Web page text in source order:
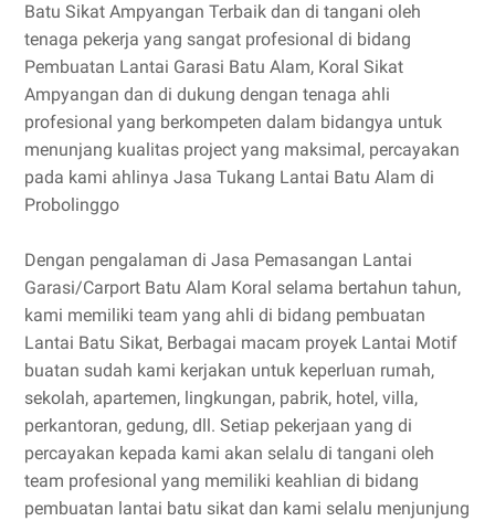
Batu Sikat Ampyangan Terbaik dan di tangani oleh
tenaga pekerja yang sangat profesional di bidang
Pembuatan Lantai Garasi Batu Alam, Koral Sikat
Ampyangan dan di dukung dengan tenaga ahli
profesional yang berkompeten dalam bidangya untuk
menunjang kualitas project yang maksimal, percayakan
pada kami ahlinya Jasa Tukang Lantai Batu Alam di
Probolinggo
Dengan pengalaman di Jasa Pemasangan Lantai
Garasi/Carport Batu Alam Koral selama bertahun tahun,
kami memiliki team yang ahli di bidang pembuatan
Lantai Batu Sikat, Berbagai macam proyek Lantai Motif
buatan sudah kami kerjakan untuk keperluan rumah,
sekolah, apartemen, lingkungan, pabrik, hotel, villa,
perkantoran, gedung, dll. Setiap pekerjaan yang di
percayakan kepada kami akan selalu di tangani oleh
team profesional yang memiliki keahlian di bidang
pembuatan lantai batu sikat dan kami selalu menjunjung